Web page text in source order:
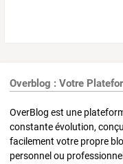
Overblog : Votre
OverBlog est une
constante évolution,
facilement votre propre
personnel ou